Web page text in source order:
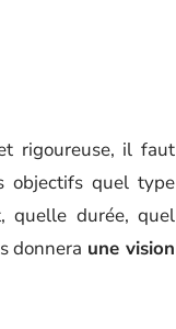
rigoureuse, il faut
objectifs quel type
quelle durée, quel
donnera une vision